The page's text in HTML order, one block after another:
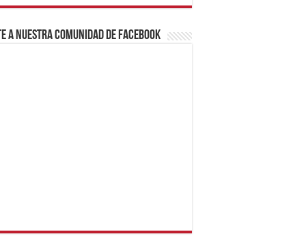
a nuestra comunidad de Facebook